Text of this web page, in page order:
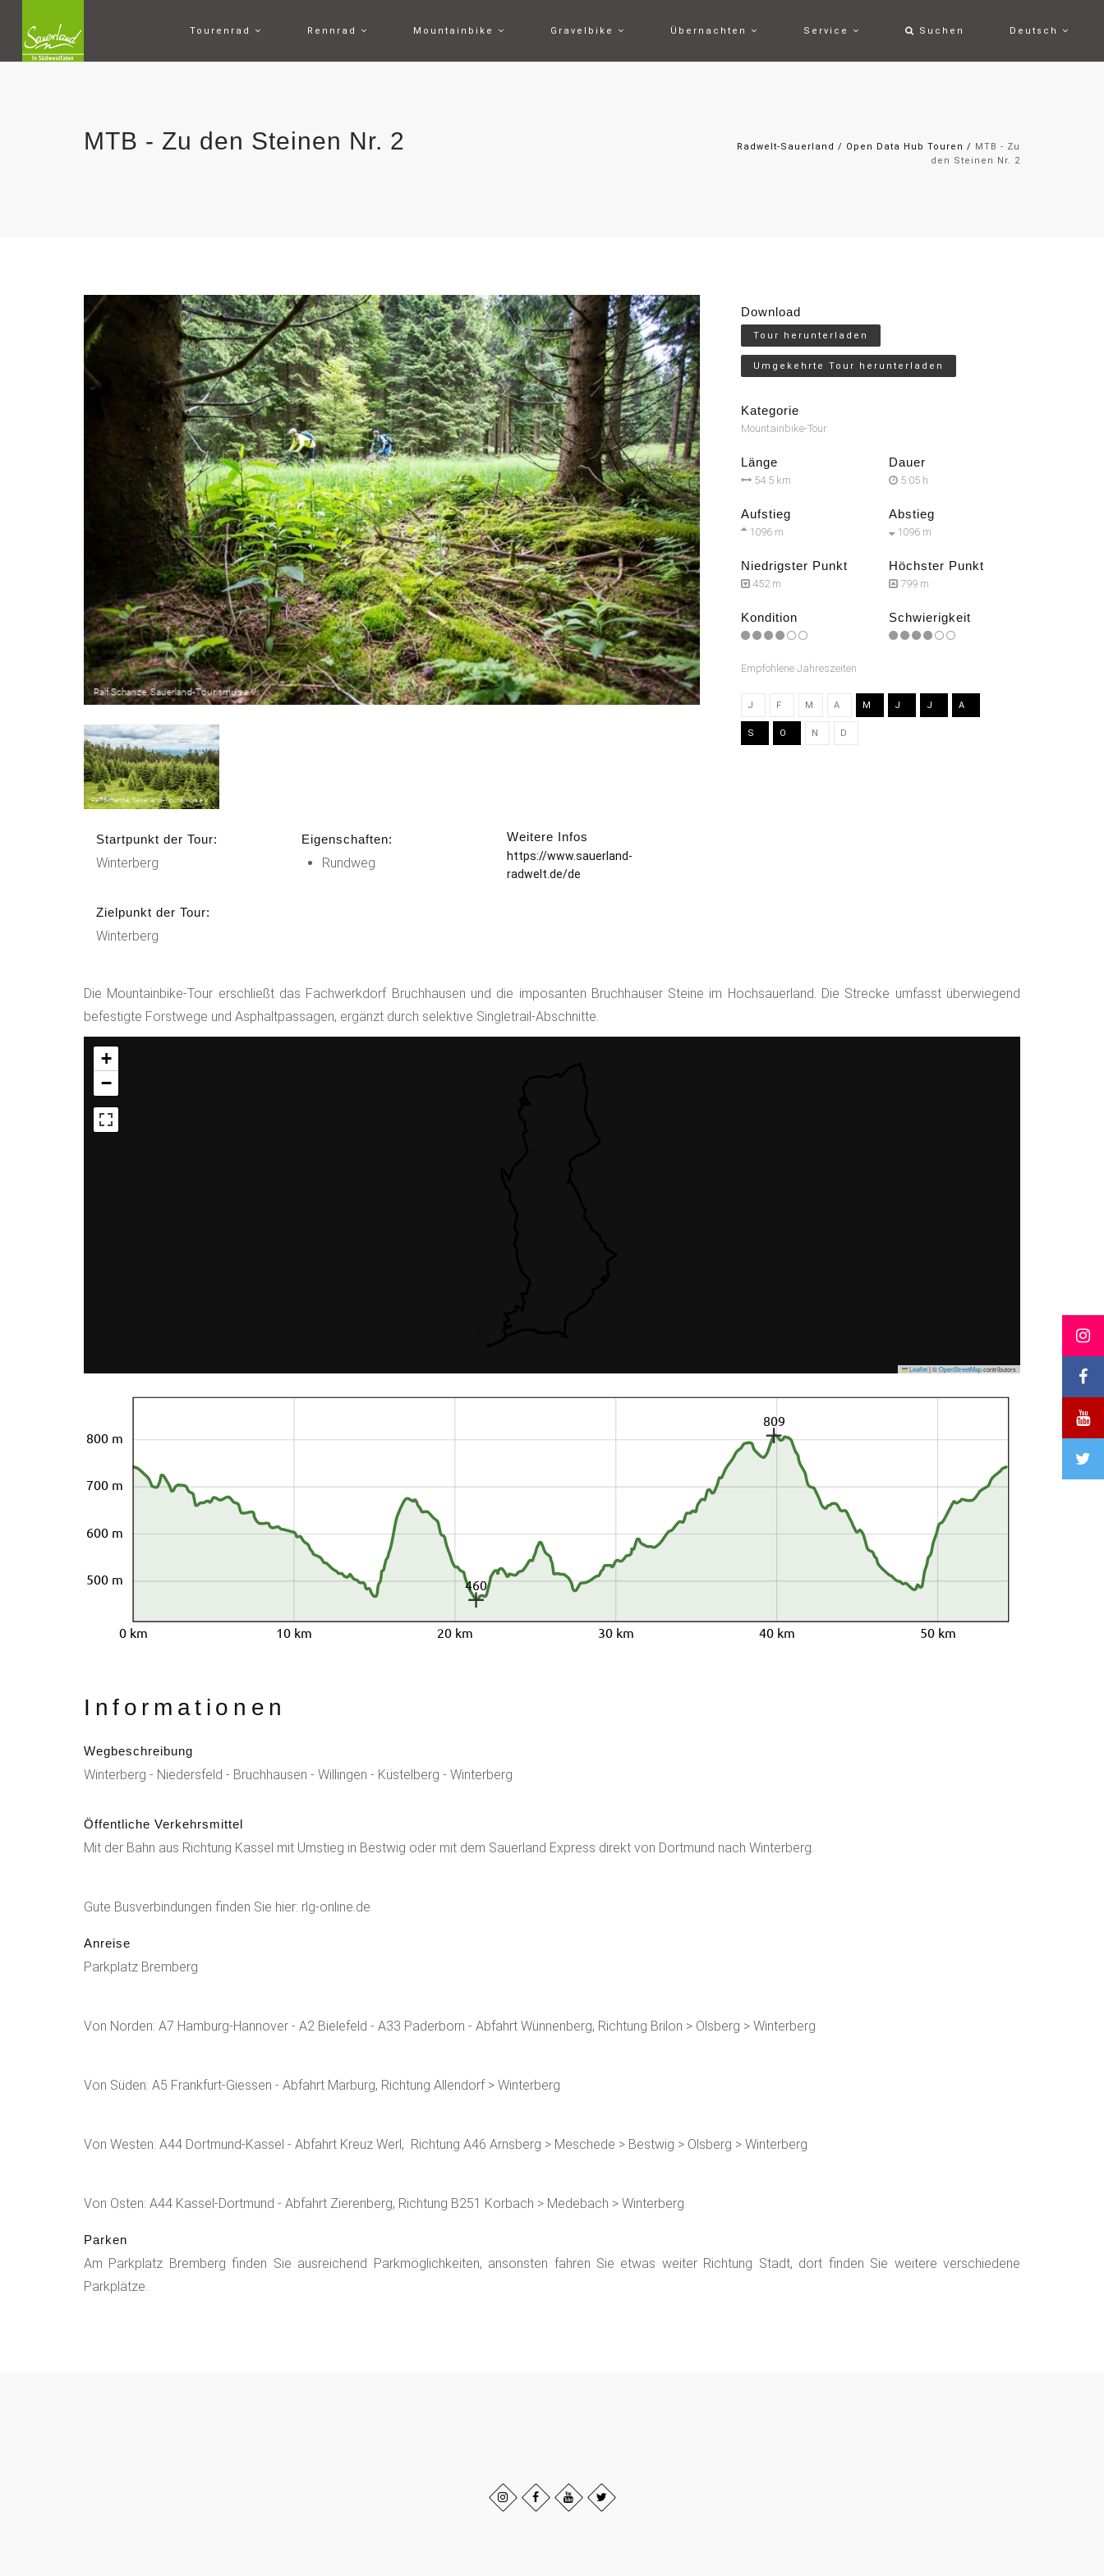
Tourenrad Rennrad Mountainbike Gravelbike Übernachten Service Suchen Deutsch
MTB - Zu den Steinen Nr. 2 Radwelt-Sauerland / Open Data Hub Touren / MTB - Zu
den Steinen Nr. 2
Startpunkt der Tour:
Winterberg
Zielpunkt der Tour:
Winterberg
Eigenschaften:
Rundweg
Weitere Infos
https://www.sauerland-
radwelt.de/de
Download
Tour herunterladen
Umgekehrte Tour herunterladen
Kategorie
Mountainbike-Tour
Länge
54.5 km
Dauer
5:05 h
Aufstieg
1096 m
Abstieg
1096 m
Niedrigster Punkt
452 m
Höchster Punkt
799 m
Kondition Schwierigkeit
Empfohlene Jahreszeiten
J F M A M J J A
S O N D
Die Mountainbike-Tour erschließt das Fachwerkdorf Bruchhausen und die imposanten Bruchhauser Steine im Hochsauerland. Die Strecke umfasst überwiegend
befestigte Forstwege und Asphaltpassagen, ergänzt durch selektive Singletrail-Abschnitte.
+
−
Leaflet|©OpenStreetMapcontributors
0 km 10 km 20 km 30 km 40 km 50 km
500 m
600 m
700 m
800 m
460
809
Informationen
Wegbeschreibung
Winterberg - Niedersfeld - Bruchhausen - Willingen - Küstelberg - Winterberg
Öffentliche Verkehrsmittel
Mit der Bahn aus Richtung Kassel mit Umstieg in Bestwig oder mit dem Sauerland Express direkt von Dortmund nach Winterberg.
Gute Busverbindungen finden Sie hier: rlg-online.de
Anreise
Parkplatz Bremberg
Von Norden: A7 Hamburg-Hannover - A2 Bielefeld - A33 Paderborn - Abfahrt Wünnenberg, Richtung Brilon > Olsberg > Winterberg
Von Süden: A5 Frankfurt-Giessen - Abfahrt Marburg, Richtung Allendorf > Winterberg
Von Westen: A44 Dortmund-Kassel - Abfahrt Kreuz Werl, Richtung A46 Arnsberg > Meschede > Bestwig > Olsberg > Winterberg
Von Osten: A44 Kassel-Dortmund - Abfahrt Zierenberg, Richtung B251 Korbach > Medebach > Winterberg
Parken
Am Parkplatz Bremberg finden Sie ausreichend Parkmöglichkeiten, ansonsten fahren Sie etwas weiter Richtung Stadt, dort finden Sie weitere verschiedene
Parkplätze.